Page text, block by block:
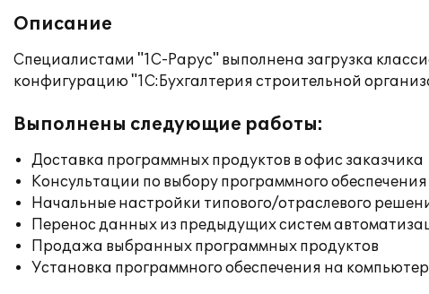
Описание
Специалистами "1С-Рарус" выполнена загрузка
конфигурацию "1С:Бухгалтерия строительной
Выполнены следующие работы:
Доставка программных продуктов в офис заказчика
Консультации по выбору программного
Начальные настройки типового/отраслевого
Перенос данных из предыдущих систем
Продажа выбранных программных продуктов
Установка программного обеспечения на